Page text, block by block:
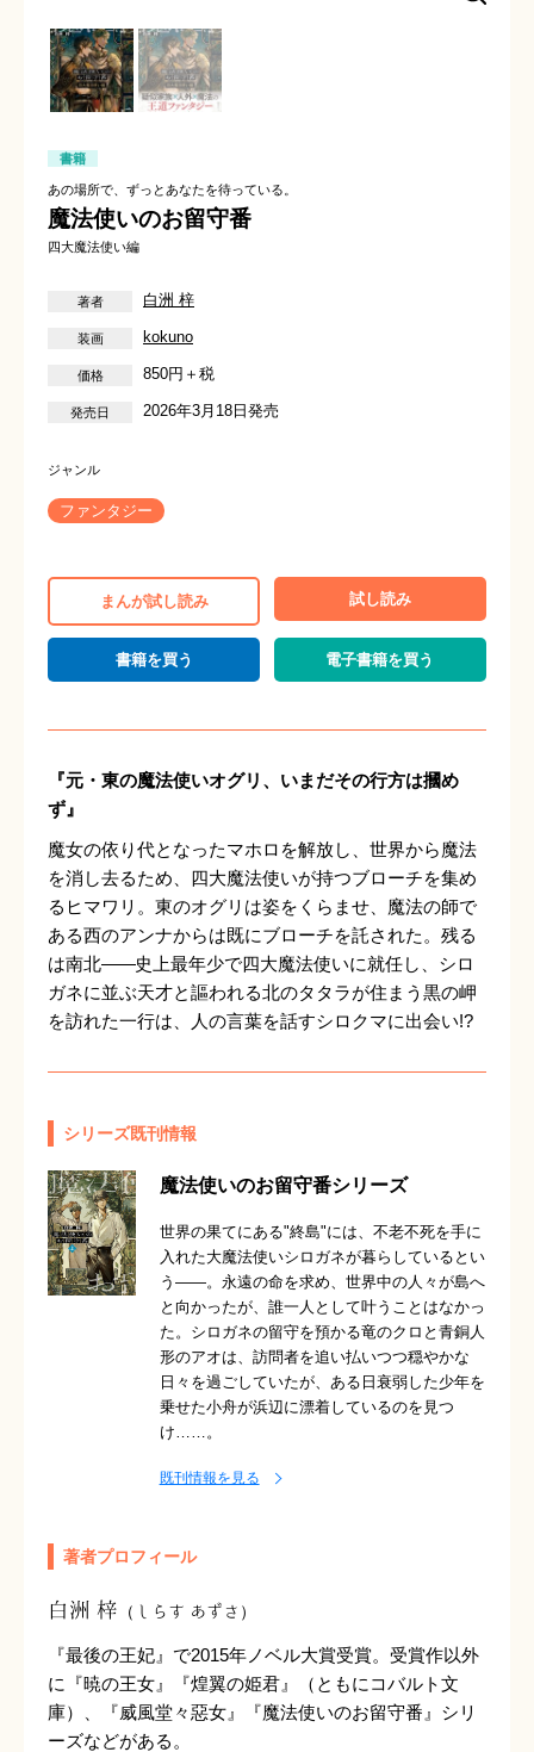
書籍
あの場所で、ずっとあなたを待っている。
魔法使いのお留守番
四大魔法使い編
白洲 梓
kokuno
850円＋税
2026年3月18日発売
ファンタジー
まんが試し読み 試し読み
書籍を買う 電子書籍を買う
『元・東の魔法使いオグリ、いまだその行方は摑め
ず』
魔女の依り代となったマホロを解放し、世界から魔法
を消し去るため、四大魔法使いが持つブローチを集め
るヒマワリ。東のオグリは姿をくらませ、魔法の師で
ある西のアンナからは既にブローチを託された。残る
は南北――史上最年少で四大魔法使いに就任し、シロ
ガネに並ぶ天才と謳われる北のタタラが住まう黒の岬
を訪れた一行は、人の言葉を話すシロクマに出会い!?
シリーズ既刊情報
魔法使いのお留守番シリーズ
世界の果てにある"終島"には、不老不死を手に
入れた大魔法使いシロガネが暮らしているとい
う――。永遠の命を求め、世界中の人々が島へ
と向かったが、誰一人として叶うことはなかっ
た。シロガネの留守を預かる竜のクロと青銅人
形のアオは、訪問者を追い払いつつ穏やかな
日々を過ごしていたが、ある日衰弱した少年を
乗せた小舟が浜辺に漂着しているのを見つ
け……。
既刊情報を見る
著者プロフィール
白洲 梓 （しらす あずさ）
『最後の王妃』で2015年ノベル大賞受賞。受賞作以外
に『暁の王女』『煌翼の姫君』（ともにコバルト文
庫）、『威風堂々惡女』『魔法使いのお留守番』シリ
ーズなどがある。